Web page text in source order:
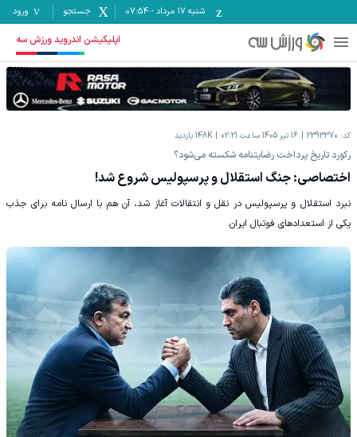
شنبه ۱۷ مرداد -
07:54 جستجو ورود
اپلیکیشن اندروید ورزش سه
کد: 2393370 16 تیر 1405 ساعت 02:21 148K بازدید
رکورد تاریخ پرداخت رضایتنامه شکسته می‌شود؟
اختصاصی: جنگ استقلال و پرسپولیس شروع شد!
نبرد استقلال و پرسپولیس در نقل و انتقالات آغاز شد، آن هم با ارسال نامه برای جذب
یکی از استعدادهای فوتبال ایران.